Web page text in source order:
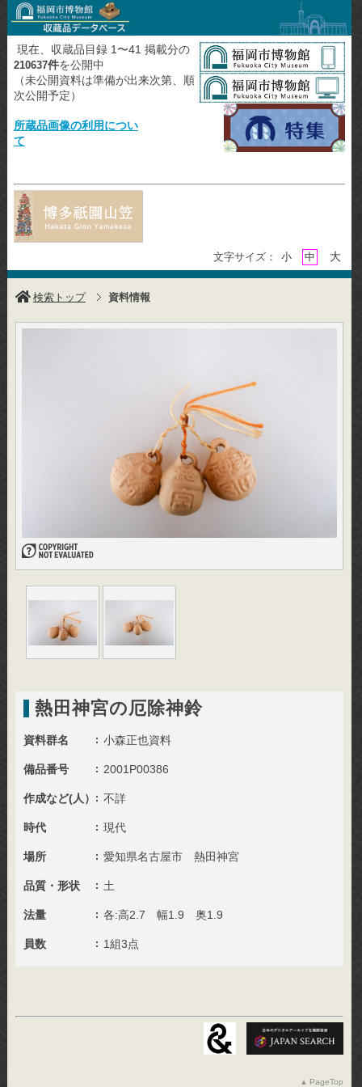
現在、収蔵品目録 1〜41 掲載分の
210637件を公開中
（未公開資料は準備が出来次第、順
次公開予定）
所蔵品画像の利用につい
て
文字サイズ： 小 中 大
検索トップ 資料情報
熱田神宮の厄除神鈴
資料群名 小森正也資料
備品番号 2001P00386
作成など(人） 不詳
時代 現代
場所 愛知県名古屋市 熱田神宮
品質・形状 土
法量 各:高2.7 幅1.9 奥1.9
員数 1組3点
PageTop